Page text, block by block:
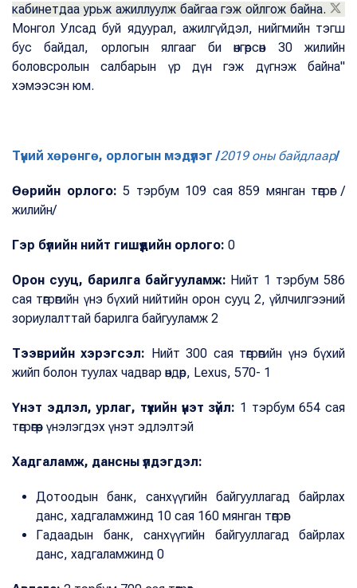
кабинетдаа урьж ажиллуулж байгаа гэж ойлгож байна.
Монгол Улсад буй ядуурал, ажилгүйдэл, нийгмийн тэгш
бус байдал, орлогын ялгааг би өнгөрсөн 30 жилийн
боловсролын салбарын үр дүн гэж дүгнэж байна"
хэмээсэн юм.
Түүний хөрөнгө, орлогын мэдүүлэг /2019 оны байдлаар/
Өөрийн орлого:5 тэрбум 109 сая 859 мянган төгрөг /
жилийн/
Гэр бүлийн нийт гишүүдийн орлого: 0
Орон сууц, барилга байгууламж: Нийт 1 тэрбум 586
сая төгрөгийн үнэ бүхий нийтийн орон сууц 2, үйлчилгээний
зориулалттай барилга байгууламж 2
Тээврийн хэрэгсэл: Нийт 300 сая төгрөгийн үнэ бүхий
жийп болон туулах чадвар өндөр, Lexus, 570- 1
Үнэт эдлэл, урлаг, түүхийн үнэт зүйл: 1 тэрбум 654 сая
төгрөгөөр үнэлэгдэх үнэт эдлэлтэй
Хадгаламж, дансны үлдэгдэл:
Дотоодын банк, санхүүгийн байгууллагад байрлах
данс, хадгаламжинд 10 сая 160 мянган төгрөг
Гадаадын банк, санхүүгийн байгууллагад байрлах
данс, хадгаламжинд 0